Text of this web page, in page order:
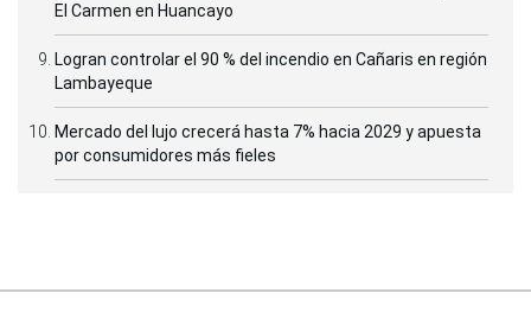
El Carmen en Huancayo
Logran controlar el 90 % del incendio en Cañaris en región
Lambayeque
Mercado del lujo crecerá hasta 7% hacia 2029 y apuesta
por consumidores más fieles